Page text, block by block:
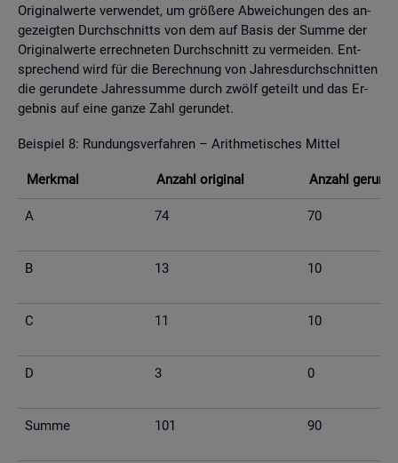
Ori­gi­nal­wer­te ver­wen­det, um grö­ße­re Ab­wei­chun­gen des an­
ge­zeig­ten Durch­schnitts von dem auf Basis der Summe der
Ori­gi­nal­wer­te er­rech­ne­ten Durch­schnitt zu ver­mei­den. Ent­
spre­chend wird für die Be­rech­nung von Jah­res­durch­schnit­ten
die ge­run­de­te Jah­res­sum­me durch zwölf ge­teilt und das Er­
geb­nis auf eine ganze Zahl ge­run­det.
Bei­spiel 8: Run­dungs­ver­fah­ren – Arith­me­ti­sches Mit­tel
Merk­mal An­zahl ori­gi­nal An­zahl
A 74 70
B 13 10
C 11 10
D 3 0
Summe 101 90